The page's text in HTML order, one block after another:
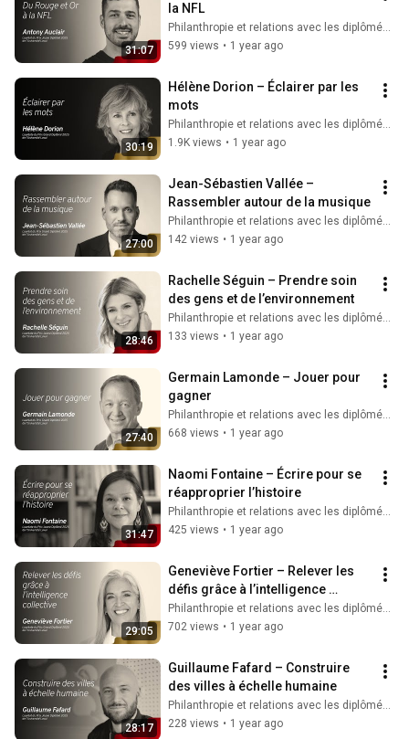
31:07
la NFL
Philanthropie et relations avec les diplômés ULaval
599 views • 1 year ago
30:19
Hélène Dorion – Éclairer par les
mots
Philanthropie et relations avec les diplômés ULaval
1.9K views • 1 year ago
27:00
Jean-Sébastien Vallée –
Rassembler autour de la musique
Philanthropie et relations avec les diplômés ULaval
142 views • 1 year ago
28:46
Rachelle Séguin – Prendre soin
des gens et de l’environnement
Philanthropie et relations avec les diplômés ULaval
133 views • 1 year ago
27:40
Germain Lamonde – Jouer pour
gagner
Philanthropie et relations avec les diplômés ULaval
668 views • 1 year ago
31:47
Naomi Fontaine – Écrire pour se
réapproprier l’histoire
Philanthropie et relations avec les diplômés ULaval
425 views • 1 year ago
29:05
Geneviève Fortier – Relever les
défis grâce à l’intelligence
collective
Philanthropie et relations avec les diplômés ULaval
702 views • 1 year ago
28:17
Guillaume Fafard – Construire
des villes à échelle humaine
Philanthropie et relations avec les diplômés ULaval
228 views • 1 year ago